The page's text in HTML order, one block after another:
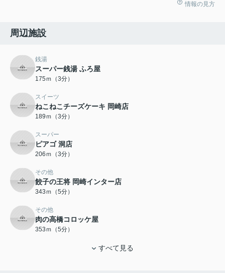
情報の見方
周辺施設
銭湯
スーパー銭湯 ふろ屋
175ｍ（3分）
スイーツ
ねこねこチーズケーキ 岡崎店
189ｍ（3分）
スーパー
ピアゴ 洞店
206ｍ（3分）
その他
餃子の王将 岡崎インター店
343ｍ（5分）
その他
肉の高橋コロッケ屋
353ｍ（5分）
すべて見る